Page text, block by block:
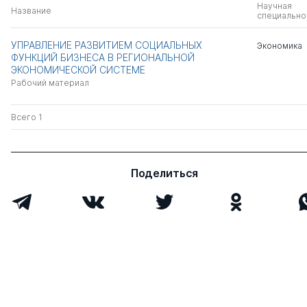
Название
Научная
УПРАВЛЕНИЕ РАЗВИТИЕМ СОЦИАЛЬНЫХ
ФУНКЦИЙ БИЗНЕСА В РЕГИОНАЛЬНОЙ
ЭКОНОМИЧЕСКОЙ СИСТЕМЕ
Рабочий материал
Экономика
Всего 1
Поделиться